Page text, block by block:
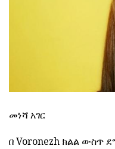
መነሻ አገር
በ Voronezh ክልል ውስጥ